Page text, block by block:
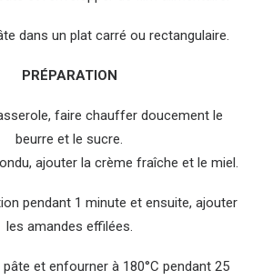
dans un plat carré ou rectangulaire.
PRÉPARATION
faire chauffer doucement le
beurre et le sucre.
ajouter la crème fraîche et le miel.
pendant 1 minute et ensuite, ajouter
les amandes effilées.
et enfourner à 180°C pendant 25